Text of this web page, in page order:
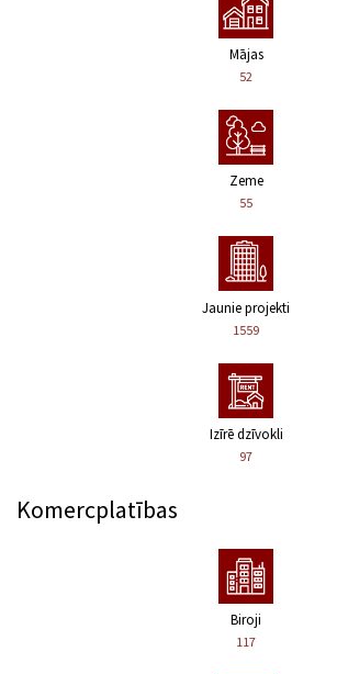
Mājas
52
Zeme
55
Jaunie projekti
1559
Izīrē dzīvokli
97
Komercplatības
Biroji
117